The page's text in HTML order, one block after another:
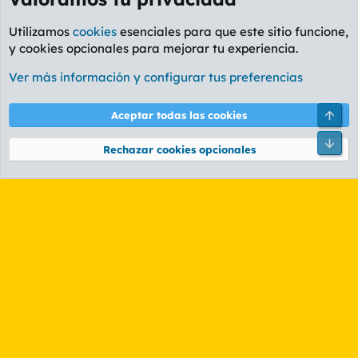
Foro General
Cookies
PL OLDSTYLE AMARILLO
Términos y reglas Política de privacidad Ayuda
Community platform by XenForo® © 2010-2026 XenForo Ltd.
Utilizamos cookies esenciales para que este sitio funcione,
y cookies opcionales para mejorar tu experiencia.
Ver más información y configurar tus preferencias
Aceptar todas las cookies
Rechazar cookies opcionales
Pie